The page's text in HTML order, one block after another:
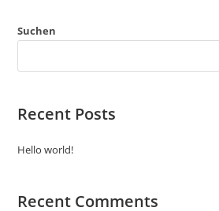
Suchen
Recent Posts
Hello world!
Recent Comments